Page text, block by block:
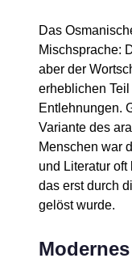
Das
Mischsprache:
aber der
erheblichen
Entlehnungen.
Variante des
Menschen war
und Literatur
das erst durch
gelöst wurde.